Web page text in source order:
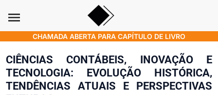
menu
CHAMADA ABERTA PARA CAPÍTULO DE LIVRO
CIÊNCIAS CONTÁBEIS, INOVAÇÃO E
TECNOLOGIA: EVOLUÇÃO HISTÓRICA,
TENDÊNCIAS ATUAIS E PERSPECTIVAS